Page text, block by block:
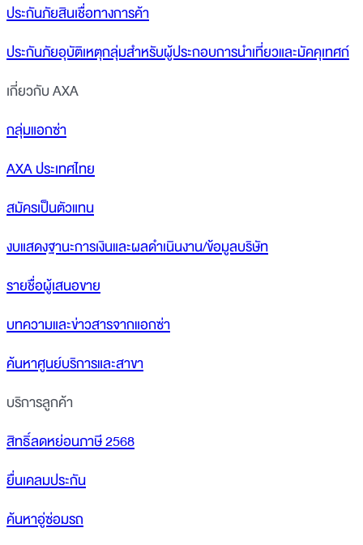
ประกันภัยสินเชื่อทางการค้า
ประกันภัยอุบัติเหตุกลุ่มสำหรับผู้ประกอบการนำเที่ยวและมัคคุเทศก์
เกี่ยวกับ AXA
กลุ่มแอกซ่า
AXA ประเทศไทย
สมัครเป็นตัวแทน
งบแสดงฐานะการเงินและผลดำเนินงาน/ข้อมูลบริษัท
รายชื่อผู้เสนอขาย
บทความและข่าวสารจากแอกซ่า
ค้นหาศูนย์บริการและสาขา
บริการลูกค้า
สิทธิ์ลดหย่อนภาษี 2568
ยื่นเคลมประกัน
ค้นหาอู่ซ่อมรถ